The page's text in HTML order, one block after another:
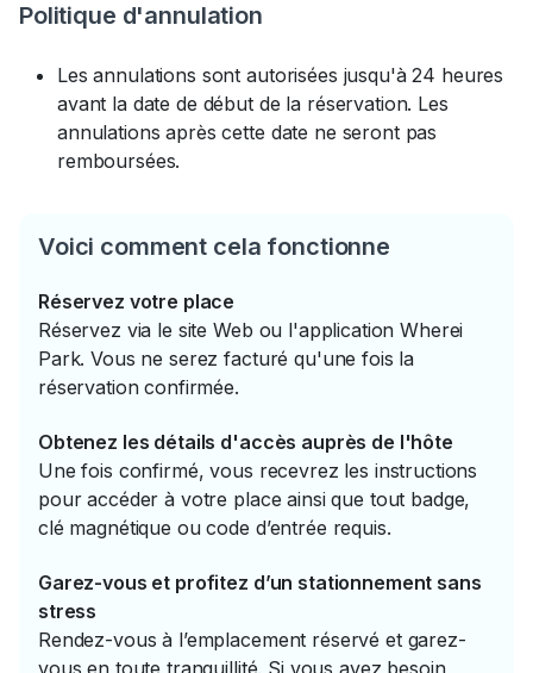
Politique d'annulation
Les annulations sont autorisées jusqu'à 24 heures
avant la date de début de la réservation. Les
annulations après cette date ne seront pas
remboursées.
Voici comment cela fonctionne
Réservez votre place
Réservez via le site Web ou l'application Wherei
Park. Vous ne serez facturé qu'une fois la
réservation confirmée.
Obtenez les détails d'accès auprès de l'hôte
Une fois confirmé, vous recevrez les instructions
pour accéder à votre place ainsi que tout badge,
clé magnétique ou code d’entrée requis.
Garez-vous et profitez d’un stationnement sans
stress
Rendez-vous à l’emplacement réservé et garez-